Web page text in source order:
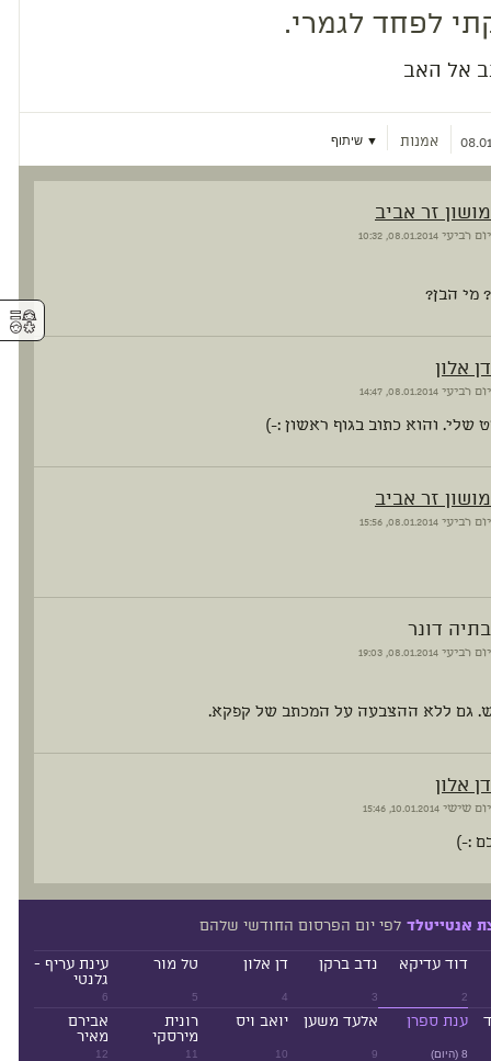
לפחד לגמרי.
אל האב
אמנות ▼ שיתוף
מושון זר אביב
יום רביעי
מי הבן?
דן אלון
יום רביעי
שלי. והוא כתוב בגוף ראשון :-)
מושון זר אביב
יום רביעי
בתיה דונר
יום רביעי
גם ללא ההצבעה על המכתב של קפקא.
דן אלון
יום שישי
:-)
אנטייטלד לפי יום הפרסום החודשי שלהם
2
דוד עדיקא
3
נדב ברקן
4
דן אלון
5
טל מור
6
עינת עריף -
גלנטי
8 (היום)
ענת ספרן
9
אלעד משען
10
יואב ויס
11
רונית
מירסקי
12
אבירם
מאיר
⚥︎